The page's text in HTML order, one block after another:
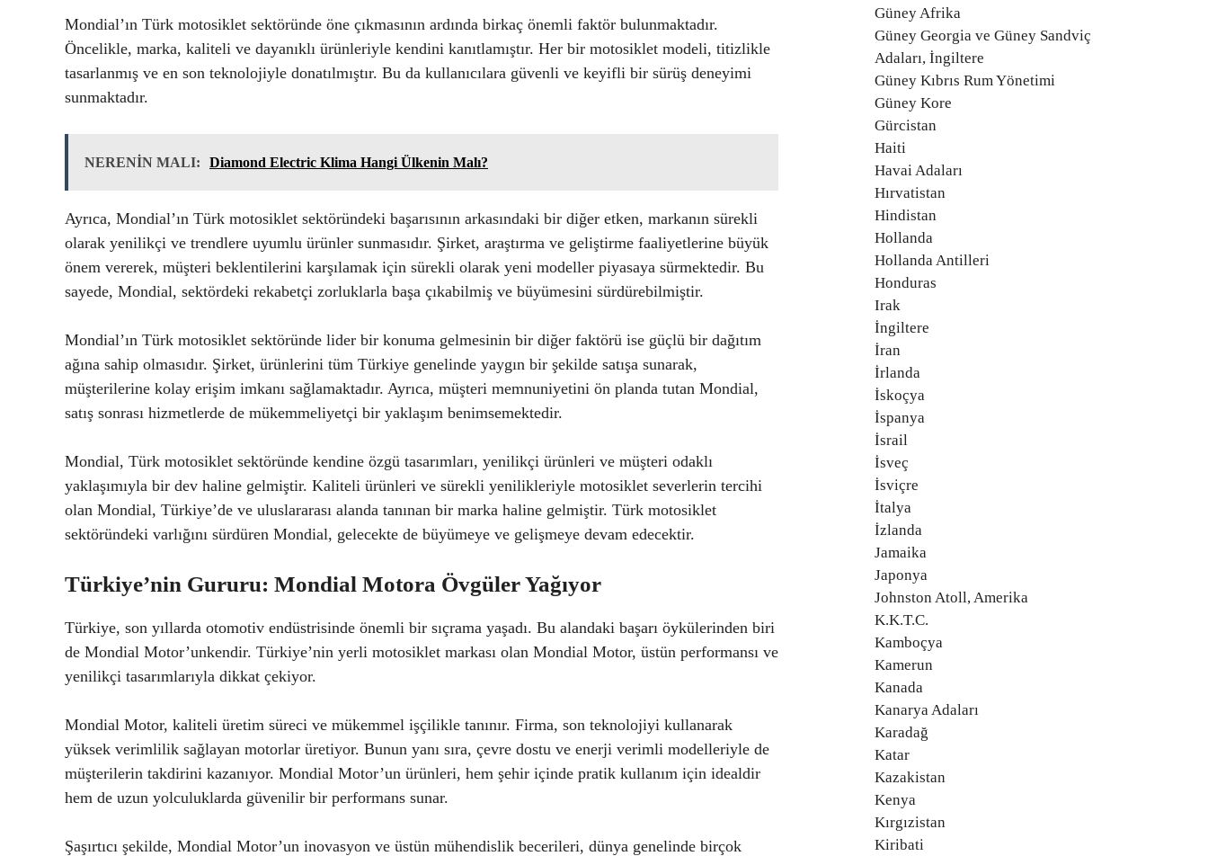
Mondial’ın Türk motosiklet sektöründe öne çıkmasının ardında birkaç önemli faktör bulunmaktadır.
Öncelikle, marka, kaliteli ve dayanıklı ürünleriyle kendini kanıtlamıştır. Her bir motosiklet modeli, titizlikle
tasarlanmış ve en son teknolojiyle donatılmıştır. Bu da kullanıcılara güvenli ve keyifli bir sürüş deneyimi
sunmaktadır.
NERENİN MALI: Diamond Electric Klima Hangi Ülkenin Malı?
Ayrıca, Mondial’ın Türk motosiklet sektöründeki başarısının arkasındaki bir diğer etken, markanın sürekli
olarak yenilikçi ve trendlere uyumlu ürünler sunmasıdır. Şirket, araştırma ve geliştirme faaliyetlerine büyük
önem vererek, müşteri beklentilerini karşılamak için sürekli olarak yeni modeller piyasaya sürmektedir. Bu
sayede, Mondial, sektördeki rekabetçi zorluklarla başa çıkabilmiş ve büyümesini sürdürebilmiştir.
Mondial’ın Türk motosiklet sektöründe lider bir konuma gelmesinin bir diğer faktörü ise güçlü bir dağıtım
ağına sahip olmasıdır. Şirket, ürünlerini tüm Türkiye genelinde yaygın bir şekilde satışa sunarak,
müşterilerine kolay erişim imkanı sağlamaktadır. Ayrıca, müşteri memnuniyetini ön planda tutan Mondial,
satış sonrası hizmetlerde de mükemmeliyetçi bir yaklaşım benimsemektedir.
Mondial, Türk motosiklet sektöründe kendine özgü tasarımları, yenilikçi ürünleri ve müşteri odaklı
yaklaşımıyla bir dev haline gelmiştir. Kaliteli ürünleri ve sürekli yenilikleriyle motosiklet severlerin tercihi
olan Mondial, Türkiye’de ve uluslararası alanda tanınan bir marka haline gelmiştir. Türk motosiklet
sektöründeki varlığını sürdüren Mondial, gelecekte de büyümeye ve gelişmeye devam edecektir.
Türkiye’nin Gururu: Mondial Motora Övgüler Yağıyor
Türkiye, son yıllarda otomotiv endüstrisinde önemli bir sıçrama yaşadı. Bu alandaki başarı öykülerinden biri
de Mondial Motor’unkendir. Türkiye’nin yerli motosiklet markası olan Mondial Motor, üstün performansı ve
yenilikçi tasarımlarıyla dikkat çekiyor.
Mondial Motor, kaliteli üretim süreci ve mükemmel işçilikle tanınır. Firma, son teknolojiyi kullanarak
yüksek verimlilik sağlayan motorlar üretiyor. Bunun yanı sıra, çevre dostu ve enerji verimli modelleriyle de
müşterilerin takdirini kazanıyor. Mondial Motor’un ürünleri, hem şehir içinde pratik kullanım için idealdir
hem de uzun yolculuklarda güvenilir bir performans sunar.
Şaşırtıcı şekilde, Mondial Motor’un inovasyon ve üstün mühendislik becerileri, dünya genelinde birçok
Güney Afrika
Güney Georgia ve Güney Sandviç
Adaları, İngiltere
Güney Kıbrıs Rum Yönetimi
Güney Kore
Gürcistan
Haiti
Havai Adaları
Hırvatistan
Hindistan
Hollanda
Hollanda Antilleri
Honduras
Irak
İngiltere
İran
İrlanda
İskoçya
İspanya
İsrail
İsveç
İsviçre
İtalya
İzlanda
Jamaika
Japonya
Johnston Atoll, Amerika
K.K.T.C.
Kamboçya
Kamerun
Kanada
Kanarya Adaları
Karadağ
Katar
Kazakistan
Kenya
Kırgızistan
Kiribati